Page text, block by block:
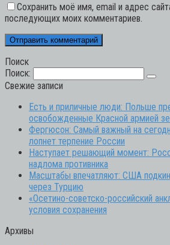
Сохранить моё имя, email и адрес
последующих моих комментариев.
Поиск
Поиск:
Свежие записи
Есть и приличные люди: Польше
освобожденные Красной армией
Фергюсон: Самый важный на
лопнет терпение России
Наступает решающий момент:
надлома противника
Масштабы впечатляют: США
через Турцию
«Осетино-советско-российский
условия сохранения
Архивы